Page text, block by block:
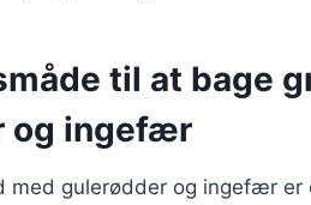
til at bage
og ingefær
med gulerødder og ingefær